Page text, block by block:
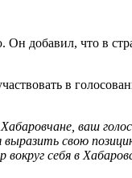
добавил, что в
в
ваш
выразить свою
себя в